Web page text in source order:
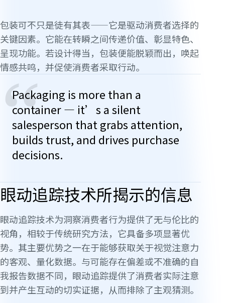
包装可不只是徒有其表——它是驱动消费者选择的
关键因素。它能在转瞬之间传递价值、彰显特色、
呈现功能。若设计得当，包装便能脱颖而出，唤起
情感共鸣，并促使消费者采取行动。
“
Packaging is more than a
container — it’s a silent
salesperson that grabs attention,
builds trust, and drives purchase
decisions.
眼动追踪技术所揭示的信息
眼动追踪技术为洞察消费者行为提供了无与伦比的
视角，相较于传统研究方法，它具备多项显著优
势。其主要优势之一在于能够获取关于视觉注意力
的客观、量化数据。与可能存在偏差或不准确的自
我报告数据不同，眼动追踪提供了消费者实际注意
到并产生互动的切实证据，从而排除了主观猜测。